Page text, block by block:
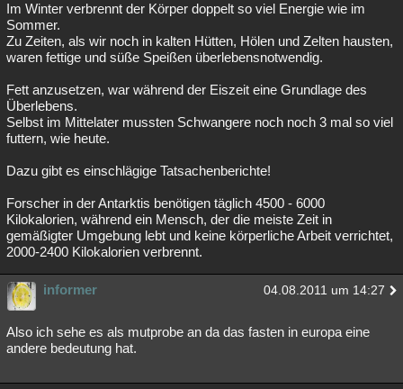
Im Winter verbrennt der Körper doppelt so viel Energie wie im
Sommer.
Zu Zeiten, als wir noch in kalten Hütten, Hölen und Zelten hausten,
waren fettige und süße Speißen überlebensnotwendig.
Fett anzusetzen, war während der Eiszeit eine Grundlage des
Überlebens.
Selbst im Mittelater mussten Schwangere noch noch 3 mal so viel
futtern, wie heute.
Dazu gibt es einschlägige Tatsachenberichte!
Forscher in der Antarktis benötigen täglich 4500 - 6000
Kilokalorien, während ein Mensch, der die meiste Zeit in
gemäßigter Umgebung lebt und keine körperliche Arbeit verrichtet,
2000-2400 Kilokalorien verbrennt.
informer 04.08.2011 um 14:27
Also ich sehe es als mutprobe an da das fasten in europa eine
andere bedeutung hat.